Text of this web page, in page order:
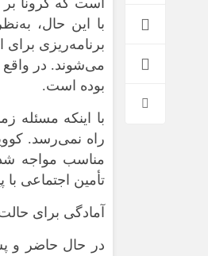
*فرهنگی
دفاع مقدس
است که کرونا
با این حال،
برنامه‌ریزی
می‌شوند. در واقع
بوده است.
با اینکه مسئله
مناسب مواجه
تأمین اجتماعی
آمادگی برای
در حال حاضر و